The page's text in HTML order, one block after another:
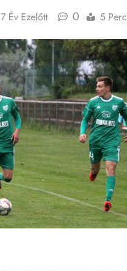
7 Év Ezelőtt 0 5 Perc